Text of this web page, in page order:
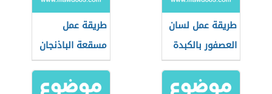
طريقة عمل لسان
العصفور بالكبدة
طريقة عمل
مسقعة الباذنجان
باللحمة المفرومة